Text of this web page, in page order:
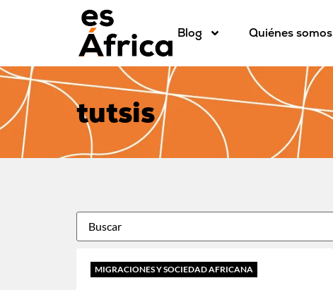
Blog Quiénes somos
tutsis
MIGRACIONES Y SOCIEDAD AFRICANA